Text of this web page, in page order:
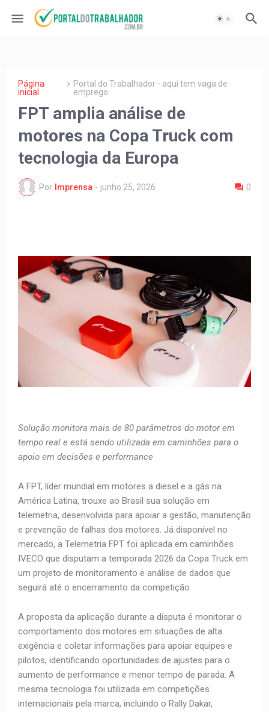
Página
inicial
Portal do Trabalhador - aqui tem vaga de
emprego
FPT amplia análise de
motores na Copa Truck com
tecnologia da Europa
Por Imprensa - junho 25, 2026 0
Solução monitora mais de 80 parâmetros do motor em
tempo real e está sendo utilizada em caminhões para o
apoio em decisões e performance
A FPT, líder mundial em motores a diesel e a gás na
América Latina, trouxe ao Brasil sua solução em
telemetria, desenvolvida para apoiar a gestão, manutenção
e prevenção de falhas dos motores. Já disponível no
mercado, a Telemetria FPT foi aplicada em caminhões
IVECO que disputam a temporada 2026 da Copa Truck em
um projeto de monitoramento e análise de dados que
seguirá até o encerramento da competição.
A proposta da aplicação durante a disputa é monitorar o
comportamento dos motores em situações de alta
exigência e coletar informações para apoiar equipes e
pilotos, identificando oportunidades de ajustes para o
aumento de performance e menor tempo de parada. A
mesma tecnologia foi utilizada em competições
internacionais pela marca, incluindo o Rally Dakar,